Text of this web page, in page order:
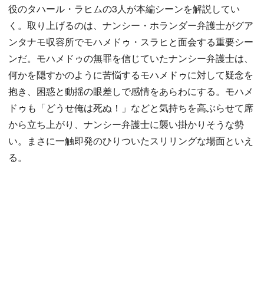
役のタハール・ラヒムの3人が本編シーンを解説してい
く。取り上げるのは、ナンシー・ホランダー弁護士がグア
ンタナモ収容所でモハメドゥ・スラヒと面会する重要シー
ンだ。モハメドゥの無罪を信じていたナンシー弁護士は、
何かを隠すかのように苦悩するモハメドゥに対して疑念を
抱き、困惑と動揺の眼差しで感情をあらわにする。モハメ
ドゥも「どうせ俺は死ぬ！」などと気持ちを高ぶらせて席
から立ち上がり、ナンシー弁護士に襲い掛かりそうな勢
い。まさに一触即発のひりついたスリリングな場面といえ
る。